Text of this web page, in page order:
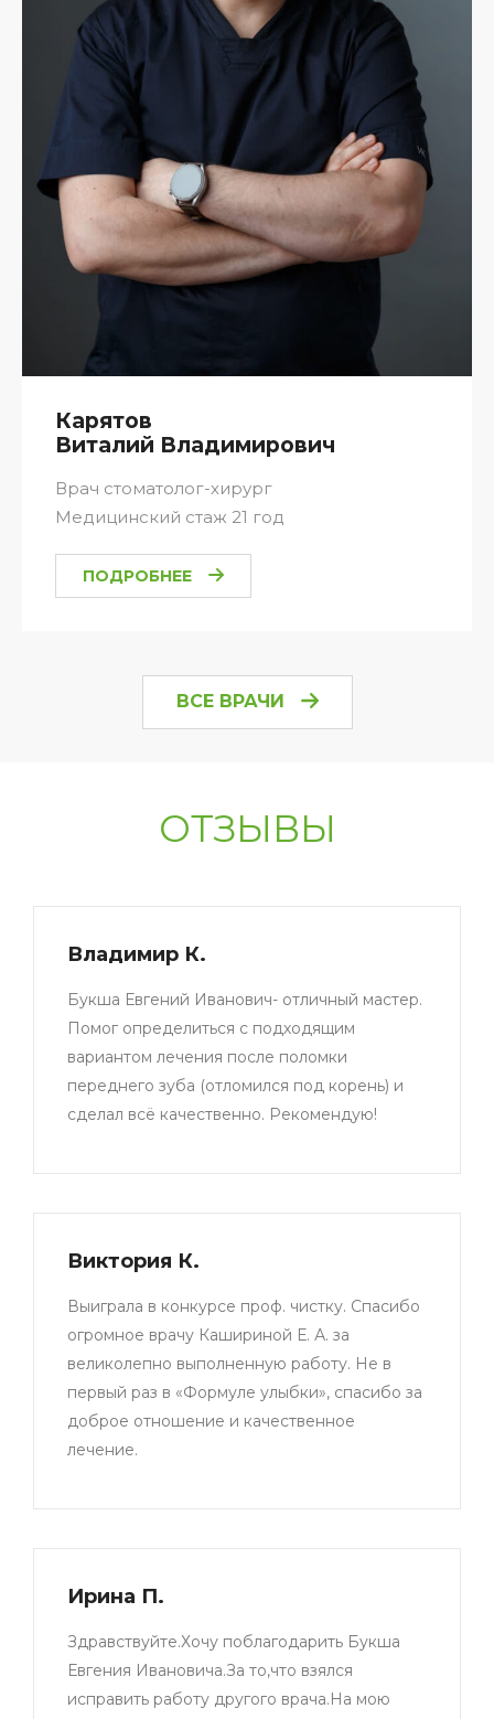
Карятов
Виталий Владимирович
Врач стоматолог-хирург
Медицинский стаж 21 год
ПОДРОБНЕЕ
ВСЕ ВРАЧИ
ОТЗЫВЫ
Владимир К.
Букша Евгений Иванович- отличный мастер.
Помог определиться с подходящим
вариантом лечения после поломки
переднего зуба (отломился под корень) и
сделал всё качественно. Рекомендую!
Виктория К.
Выиграла в конкурсе проф. чистку. Спасибо
огромное врачу Кашириной Е. А. за
великолепно выполненную работу. Не в
первый раз в «Формуле улыбки», спасибо за
доброе отношение и качественное
лечение.
Ирина П.
Здравствуйте.Хочу поблагодарить Букша
Евгения Ивановича.За то,что взялся
исправить работу другого врача.На мою